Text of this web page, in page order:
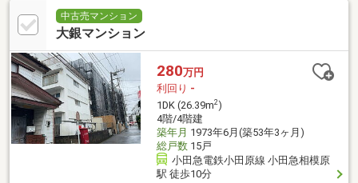
中古売マンション
大銀マンション
280万円
利回り -
1DK (26.39m2)
4階/4階建
築年月 1973年6月(築53年3ヶ月)
総戸数15戸
小田急電鉄小田原線 小田急相模原
駅 徒歩10分